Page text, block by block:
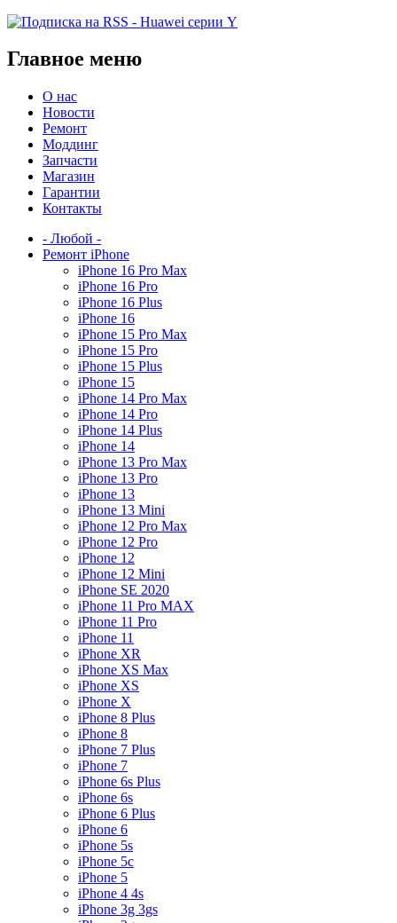
Главное меню
О нас
Новости
Ремонт
Моддинг
Запчасти
Магазин
Гарантии
Контакты
- Любой -
Ремонт iPhone
iPhone 16 Pro Max
iPhone 16 Pro
iPhone 16 Plus
iPhone 16
iPhone 15 Pro Max
iPhone 15 Pro
iPhone 15 Plus
iPhone 15
iPhone 14 Pro Max
iPhone 14 Pro
iPhone 14 Plus
iPhone 14
iPhone 13 Pro Max
iPhone 13 Pro
iPhone 13
iPhone 13 Mini
iPhone 12 Pro Max
iPhone 12 Pro
iPhone 12
iPhone 12 Mini
iPhone SE 2020
iPhone 11 Pro MAX
iPhone 11 Pro
iPhone 11
iPhone XR
iPhone XS Max
iPhone XS
iPhone X
iPhone 8 Plus
iPhone 8
iPhone 7 Plus
iPhone 7
iPhone 6s Plus
iPhone 6s
iPhone 6 Plus
iPhone 6
iPhone 5s
iPhone 5c
iPhone 5
iPhone 4 4s
iPhone 3g 3gs